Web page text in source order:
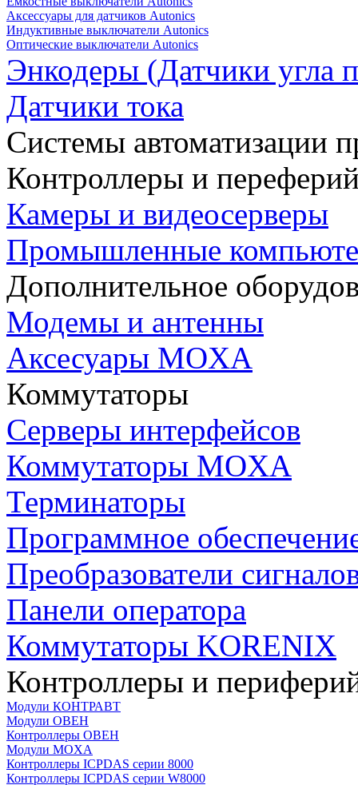
Аксессуары для датчиков Autonics
Индуктивные выключатели Autonics
Оптические выключатели Autonics
Энкодеры (Датчики угла
Датчики тока
Системы автоматизации
Контроллеры и
Камеры и видеосерверы
Промышленные
Дополнительное
Модемы и антенны
Аксесуары MOXA
Коммутаторы
Серверы интерфейсов
Коммутаторы MOXA
Терминаторы
Программное
Преобразователи
Панели оператора
Коммутаторы KORENIX
Контроллеры и
Модули КОНТРАВТ
Модули ОВЕН
Контроллеры ОВЕН
Модули MOXA
Контроллеры ICPDAS серии 8000
Контроллеры ICPDAS серии W8000